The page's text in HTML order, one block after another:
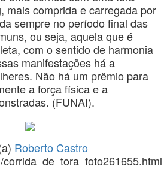
mais comprida e carregada por
sempre no período final das
ou seja, aquela que é
com o sentido de harmonia
manifestações há a
Não há um prêmio para
a força física e a
(FUNAI).
Roberto Castro